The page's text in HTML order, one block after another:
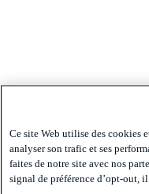
Ce site Web utilise des cookies
analyser son trafic et ses
faites de notre site avec nos
signal de préférence d’opt-out,